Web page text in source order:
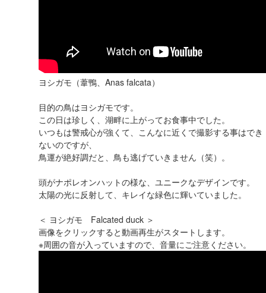
ヨシガモ（葦鴨、Anas falcata）
目的の鳥はヨシガモです。
この日は珍しく、湖畔に上がってお食事中でした。
いつもは警戒心が強くて、こんなに近くで撮影する事はでき
ないのですが、
鳥運が絶好調だと、鳥も逃げていきません（笑）。
頭がナポレオンハットの様な、ユニークなデザインです。
太陽の光に反射して、キレイな緑色に輝いていました。
＜ ヨシガモ Falcated duck ＞
画像をクリックすると動画再生がスタートします。
※周囲の音が入っていますので、音量にご注意ください。